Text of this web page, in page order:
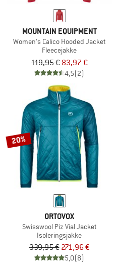
MOUNTAIN EQUIPMENT
Women's Calico Hooded Jacket
Fleecejakke
119,95 € 83,97 €
4,5(2)
20%
ORTOVOX
Swisswool Piz Vial Jacket
Isoleringsjakke
339,95 € 271,96 €
5,0(8)